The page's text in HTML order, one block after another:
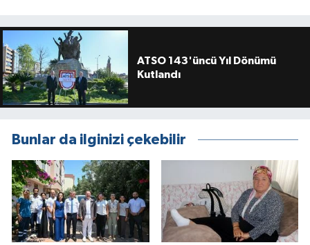
ATSO 143'üncü Yıl Dönümü
Kutlandı
Bunlar da ilginizi çekebilir